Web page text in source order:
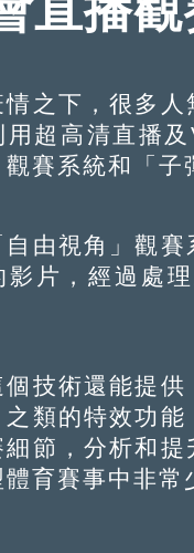
下，很多人無
用超高清直播
賽系統和「子
視角」觀賽系
影片，經過處
術還能提供「
之類的特效功
細節，分析和
育賽事中非常